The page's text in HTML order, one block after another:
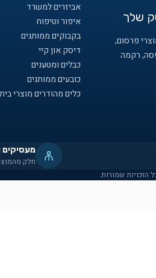
שלך
פרסום,
רקמה
אביזרים למשרד
איפור וטיפוח
בקבוקים ממותגים
דיסק און קיי
כבלים ומטענים
כובעים ממותגים
כלים מהודרים מוצרי
מעסיקים
חלק